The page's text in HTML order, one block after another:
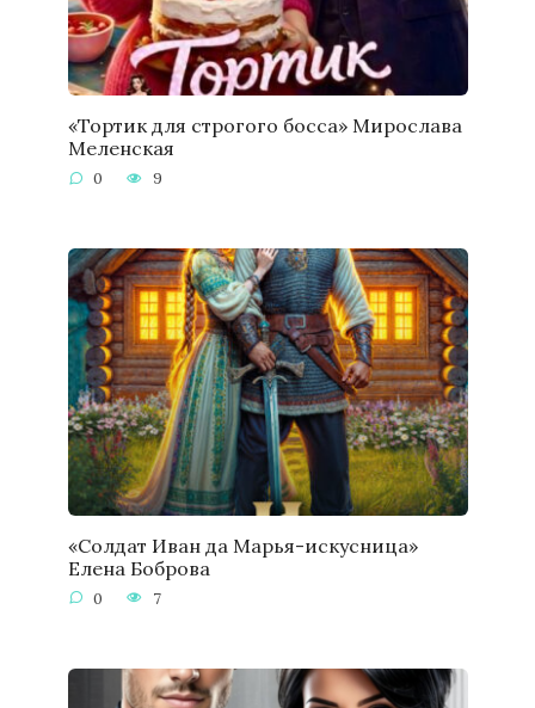
«Тортик для строгого босса» Мирослава
Меленская
0 9
«Солдат Иван да Марья-искусница»
Елена Боброва
0 7